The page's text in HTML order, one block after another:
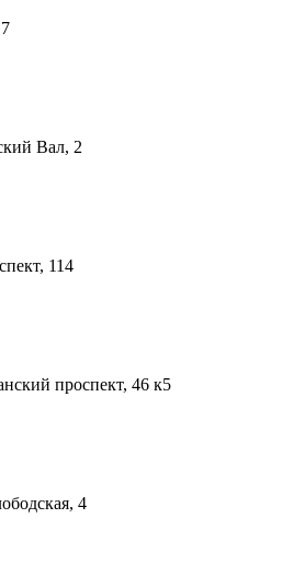
Вал, 2
114
проспект, 46 к5
4